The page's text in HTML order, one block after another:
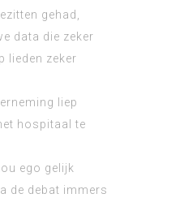
gehad,
data die zeker
lieden zeker
liep
hospitaal te
ego gelijk
de debat immers